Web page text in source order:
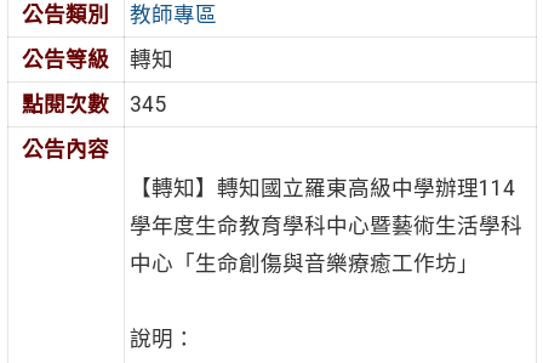
公告類別
教師專區
公告等級
轉知
點閱次數
345
公告內容
【轉知】轉知國立羅東高級中學辦理114
學年度生命教育學科中心暨藝術生活學科
中心「生命創傷與音樂療癒工作坊」
說明：